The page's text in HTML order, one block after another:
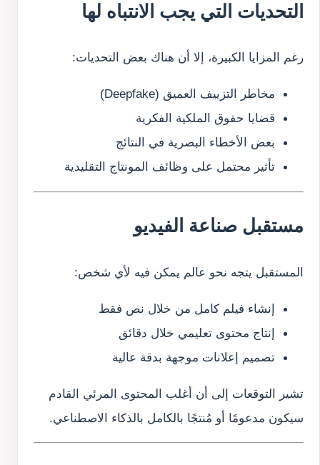
التحديات التي يجب الانتباه لها
رغم المزايا الكبيرة، إلا أن هناك بعض التحديات:
مخاطر التزييف العميق (Deepfake)
قضايا حقوق الملكية الفكرية
بعض الأخطاء البصرية في النتائج
تأثير محتمل على وظائف المونتاج التقليدية
مستقبل صناعة الفيديو
المستقبل يتجه نحو عالم يمكن فيه لأي شخص:
إنشاء فيلم كامل من خلال نص فقط
إنتاج محتوى تعليمي خلال دقائق
تصميم إعلانات موجهة بدقة عالية
تشير التوقعات إلى أن أغلب المحتوى المرئي القادم
سيكون مدعومًا أو مُنتجًا بالكامل بالذكاء الاصطناعي.